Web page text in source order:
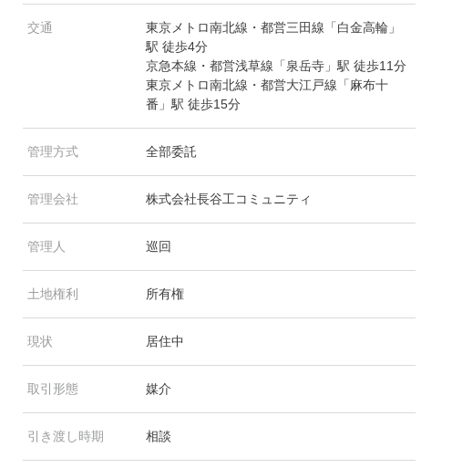
交通
東京メトロ南北線・都営三田線「白金高輪」
駅 徒歩4分
京急本線・都営浅草線「泉岳寺」駅 徒歩11分
東京メトロ南北線・都営大江戸線「麻布十
番」駅 徒歩15分
管理方式 全部委託
管理会社 株式会社長谷工コミュニティ
管理人 巡回
土地権利 所有権
現状 居住中
取引形態 媒介
引き渡し時期 相談